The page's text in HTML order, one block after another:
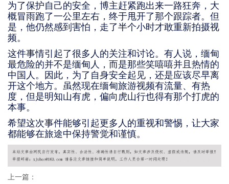
为了保护自己的安全，博主赶紧跑出来一路狂奔，大
概冒雨跑了一公里左右，终于甩开了那个跟踪者。但
是，他仍然感到害怕，走了半个小时才敢重新拍摄视
频。
这件事情引起了很多人的关注和讨论。有人说，缅甸
最危险的并不是缅甸人，而是那些笑嘻嘻并且热情的
中国人。因此，为了自身安全起见，还是应该尽早离
开这个地方。虽然现在缅甸旅游视频有流量、有热
度，但是明知山有虎，偏向虎山行也得有那个打虎的
本事。
希望这次事件能够引起更多人的重视和警惕，让大家
都能够在旅途中保持警觉和谨慎。
上一篇：